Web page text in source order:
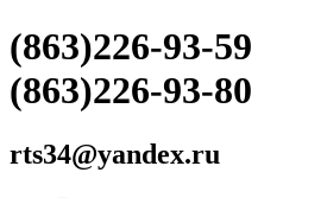
(863)226-93-59
(863)226-93-80
rts34@yandex.ru